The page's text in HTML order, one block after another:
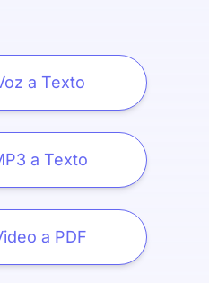
a Texto
a Texto
a PDF